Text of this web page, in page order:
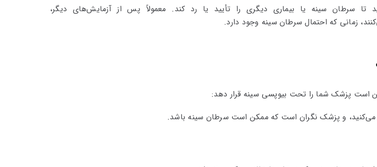
سرطان سینه یا بیماری دیگری را تأیید یا رد کند. معمولاً پس از آزمایش‌های دیگر،
زمانی که احتمال سرطان سینه وجود دارد.
است پزشک شما را تحت بیوپسی سینه قرار دهد:
و پزشک نگران است که ممکن است سرطان سینه باشد.